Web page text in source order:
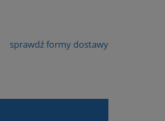
sprawdź formy dostawy